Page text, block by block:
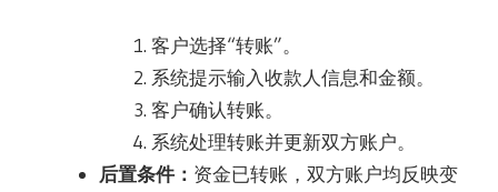
客户选择“转账”。
系统提示输入收款人信息和金额。
客户确认转账。
系统处理转账并更新双方账户。
后置条件： 资金已转账，双方账户均反映变